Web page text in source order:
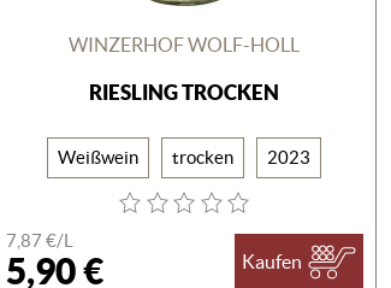
WINZERHOF WOLF-HOLL
RIESLING TROCKEN
Weißwein trocken 2023
7,87 €/L
5,90 € Kaufen